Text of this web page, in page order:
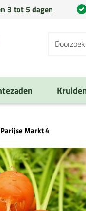
3 tot 5 dagen
Markt 4